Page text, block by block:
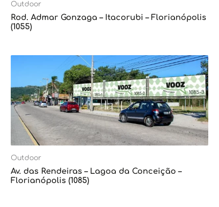
Outdoor
Rod. Admar Gonzaga – Itacorubi – Florianópolis
(1055)
Outdoor
Av. das Rendeiras – Lagoa da Conceição –
Florianópolis (1085)